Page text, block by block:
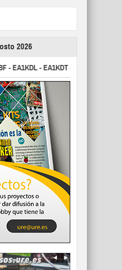
2026
- EA1KDT - EA2FBJ - EA2FJU -